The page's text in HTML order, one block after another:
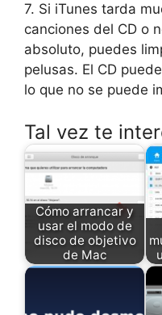
7. Si iTunes tarda
canciones del CD o
absoluto, puedes
pelusas. El CD
lo que no se puede
Tal vez te
Cómo arrancar y
usar el modo de
disco de objetivo
de Mac